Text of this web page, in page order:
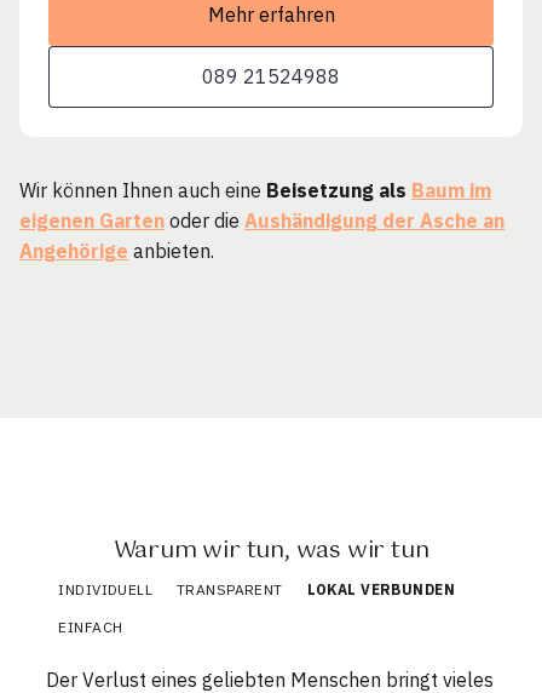
Mehr erfahren
089 21524988
Wir können Ihnen auch eine Beisetzung als Baum im
eigenen Garten oder die Aushändigung der Asche an
Angehörige anbieten.
Warum wir tun, was wir tun
INDIVIDUELL TRANSPARENT LOKAL VERBUNDEN
EINFACH
Der Verlust eines geliebten Menschen bringt vieles